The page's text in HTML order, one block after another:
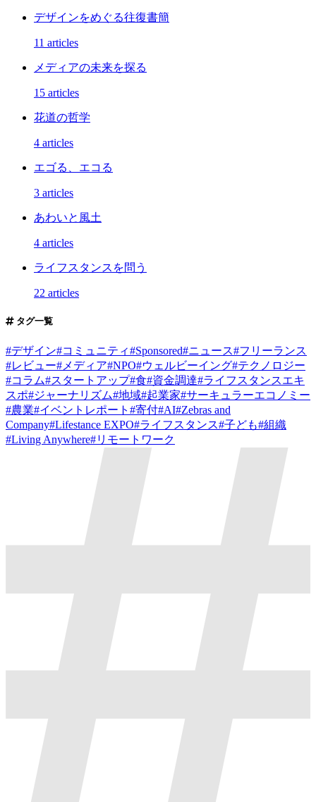
デザインをめぐる往復書簡
11 articles
メディアの未来を探る
15 articles
花道の哲学
4 articles
エゴる、エコる
3 articles
あわいと風土
4 articles
ライフスタンスを問う
22 articles
タグ一覧
#デザイン#コミュニティ#Sponsored#ニュース#フリーランス
#レビュー# メディア#NPO#ウェルビーイング#テクノロジー
#コラム#スタートアップ#食#資金調達#ライフスタンスエキ
スポ#ジャーナリズム#地域#起業家#サーキュラーエコノミー
#農業#イベントレポート #寄付#AI#Zebras and
Company#Lifestance EXPO#ライフスタンス#子ども#組織
#Living Anywhere#リモートワーク